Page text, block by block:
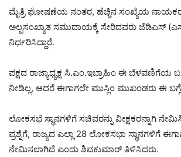
ಮೈತ್ರಿ ಘೋಷಣೆಯ ನಂತರ, ಹೆಚ್ಚಿನ ಸಂಖ್ಯೆಯ
ಅಲ್ಪಸಂಖ್ಯಾತ ಸಮುದಾಯಕ್ಕೆ ಸೇರಿದವರು ಜೆಡಿಎಸ್
ನಿರ್ಧರಿಸಿದ್ದಾರೆ.
ಪಕ್ಷದ ರಾಜ್ಯಾಧ್ಯಕ್ಷ ಸಿ.ಎಂ.ಇಬ್ರಾಹಿಂ ಈ ಬೆಳವಣಿಗೆಯ
ನೀಡಿಲ್ಲ, ಆದರೆ ಈಗಾಗಲೇ ಮುಸ್ಲಿಂ ಮುಖಂಡರು ಈ
ಲೋಕಸಭೆ ಸ್ಥಾನಗಳಿಗೆ ಸಚಿವರನ್ನು ವೀಕ್ಷಕರನ್ನಾಗಿ
ಪ್ರಶ್ನೆಗೆ, ರಾಜ್ಯದ ಎಲ್ಲಾ 28 ಲೋಕಸಭಾ ಸ್ಥಾನಗಳಿಗೆ
ನೇಮಿಸಲಾಗಿದೆ ಎಂದು ಶಿವಕುಮಾರ್ ತಿಳಿಸಿದರು.